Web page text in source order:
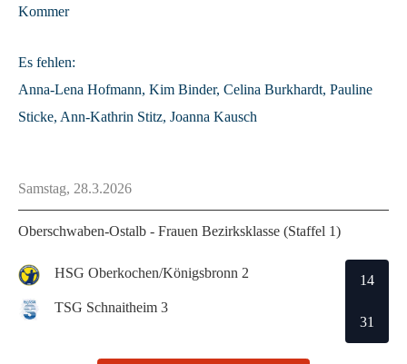
Kommer
Es fehlen:
Anna-Lena Hofmann, Kim Binder, Celina Burkhardt, Pauline
Sticke, Ann-Kathrin Stitz, Joanna Kausch
Samstag, 28.3.2026
Oberschwaben-Ostalb - Frauen Bezirksklasse (Staffel 1)
HSG Oberkochen/Königsbronn 2
TSG Schnaitheim 3
14
31